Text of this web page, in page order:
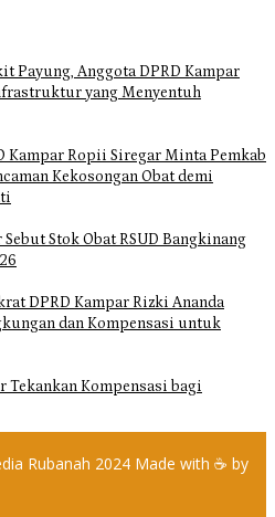
Payung, Anggota DPRD Kampar
yang Menyentuh
Kampar Ropii Siregar Minta Pemkab
Kekosongan Obat demi
Stok Obat RSUD Bangkinang
DPRD Kampar Rizki Ananda
dan Kompensasi untuk
Tekankan Kompensasi bagi
Rubanah 2024 Made with ☕ by